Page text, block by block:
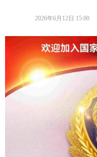
2026年6月12日 15:00